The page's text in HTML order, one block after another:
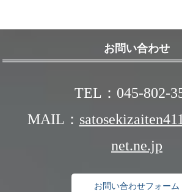
お問い合わせ
TEL：045-802-
MAIL：
net.ne.jp
お問い合わせフォーム